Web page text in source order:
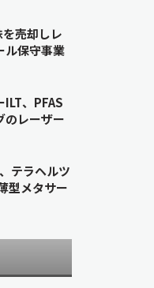
売却しレ
ル保守事業
ILT、PFAS
のレーザー
テラヘルツ
型メタサー